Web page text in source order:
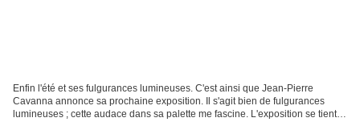
Enfin l'été et ses fulgurances lumineuses. C'est ainsi que Jean-Pierre
Cavanna annonce sa prochaine exposition. Il s'agit bien de fulgurances
lumineuses ; cette audace dans sa palette me fascine. L'exposition se tient à